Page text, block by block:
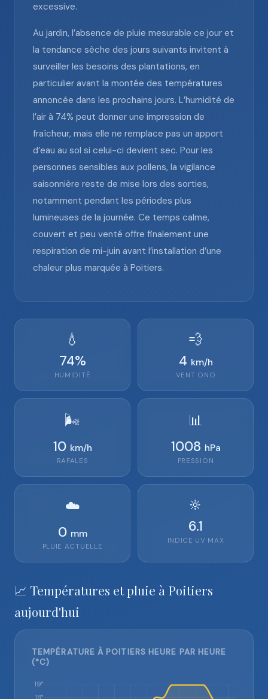
excessive.
Au jardin, l’absence de pluie mesurable ce jour et
la tendance sèche des jours suivants invitent à
surveiller les besoins des plantations, en
particulier avant la montée des températures
annoncée dans les prochains jours. L’humidité de
l’air à 74% peut donner une impression de
fraîcheur, mais elle ne remplace pas un apport
d’eau au sol si celui-ci devient sec. Pour les
personnes sensibles aux pollens, la vigilance
saisonnière reste de mise lors des sorties,
notamment pendant les périodes plus
lumineuses de la journée. Ce temps calme,
couvert et peu venté offre finalement une
respiration de mi-juin avant l’installation d’une
chaleur plus marquée à Poitiers.
💧
74%
HUMIDITÉ
💨
4 km/h
VENT ONO
🌬️
10 km/h
RAFALES
📊
1008 hPa
PRESSION
☁️
0 mm
PLUIE ACTUELLE
🔆
6.1
INDICE UV MAX
📈 Températures et pluie à Poitiers
aujourd'hui
TEMPÉRATURE À POITIERS HEURE PAR HEURE
(°C)